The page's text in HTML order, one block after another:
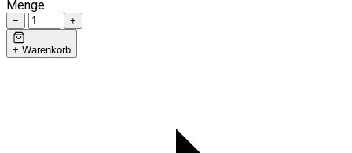
Menge
− +
+ Warenkorb